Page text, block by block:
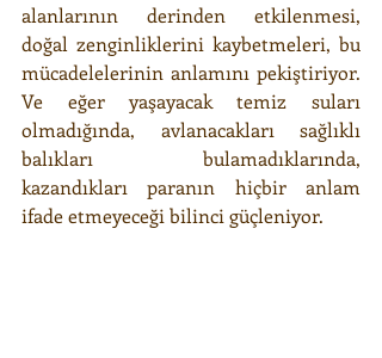
alanlarının derinden etkilenmesi,
doğal zenginliklerini kaybetmeleri, bu
mücadelelerinin anlamını pekiştiriyor.
Ve eğer yaşayacak temiz suları
olmadığında, avlanacakları sağlıklı
balıkları bulamadıklarında,
kazandıkları paranın hiçbir anlam
ifade etmeyeceği bilinci güçleniyor.